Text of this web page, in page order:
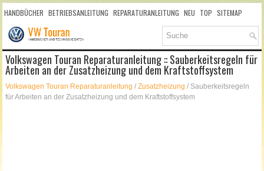
HANDBÜCHER BETRIEBSANLEITUNG REPARATURANLEITUNG NEU TOP SITEMAP
SUCHLAUF
Volkswagen Touran Reparaturanleitung :: Sauberkeitsregeln für
Arbeiten an der Zusatzheizung und dem Kraftstoffsystem
Volkswagen Touran Reparaturanleitung /Zusatzheizung / Sauberkeitsregeln
für Arbeiten an der Zusatzheizung und dem Kraftstoffsystem